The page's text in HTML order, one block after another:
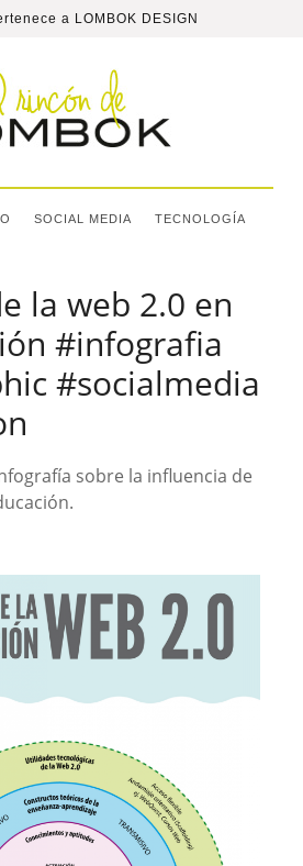
a LOMBOK DESIGN
SOCIAL MEDIA TECNOLOGÍA
la web 2.0 en
#infografia
#socialmedia
sobre la influencia de